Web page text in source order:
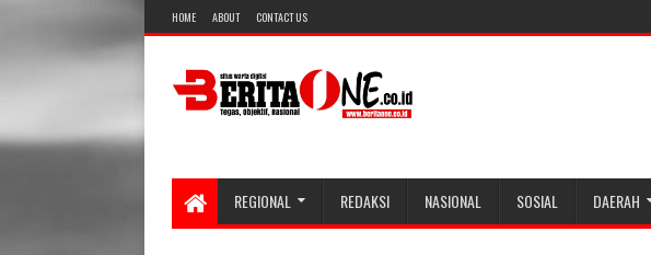
HOME ABOUT CONTACT US
REGIONAL REDAKSI NASIONAL SOSIAL DAERAH